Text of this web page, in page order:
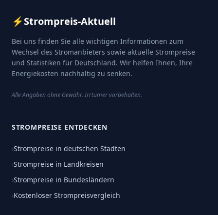
⚡Strompreis-Aktuell
Bei uns finden Sie alle wichtigen Informationen zum
Wechsel des Stromanbieters sowie aktuelle Strompreise
und Statistiken für Deutschland. Wir helfen Ihnen, Ihre
Energiekosten nachhaltig zu senken.
Alle Angaben ohne Gewähr. Irrtümer vorbehalten.
STROMPREISE ENTDECKEN
›Strompreise in deutschen Städten
›Strompreise in Landkreisen
›Strompreise in Bundesländern
›Kostenloser Strompreisvergleich